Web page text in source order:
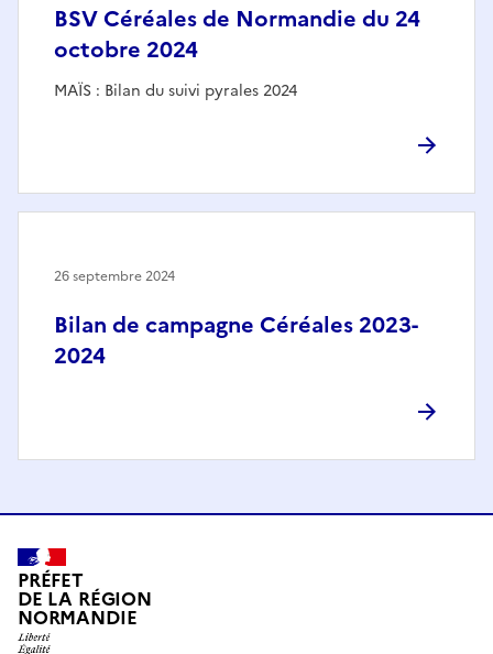
BSV Céréales de Normandie du 24
octobre 2024
MAÏS : Bilan du suivi pyrales 2024
Bilan de campagne Céréales 2023-
2024
26 septembre 2024
PRÉFET
DE LA RÉGION
NORMANDIE